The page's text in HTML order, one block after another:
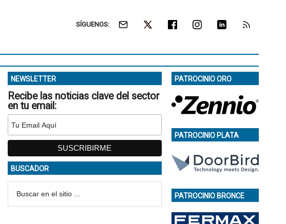
SÍGUENOS:
NEWSLETTER
Recibe las noticias clave del sector
en tu email:
BUSCADOR
PATROCINIO ORO
PATROCINIO PLATA
PATROCINIO BRONCE